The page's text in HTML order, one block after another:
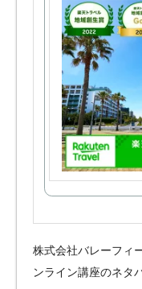
株式会社バレーフィ
ンライン講座のネタ